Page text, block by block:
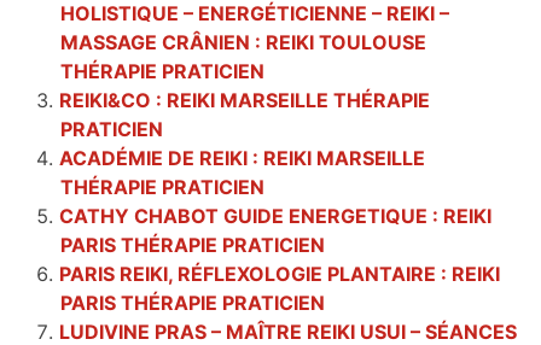
HOLISTIQUE – ENERGÉTICIENNE – REIKI –
MASSAGE CRÂNIEN : REIKI TOULOUSE
THÉRAPIE PRATICIEN
REIKI&CO : REIKI MARSEILLE THÉRAPIE
PRATICIEN
ACADÉMIE DE REIKI : REIKI MARSEILLE
THÉRAPIE PRATICIEN
CATHY CHABOT GUIDE ENERGETIQUE : REIKI
PARIS THÉRAPIE PRATICIEN
PARIS REIKI, RÉFLEXOLOGIE PLANTAIRE : REIKI
PARIS THÉRAPIE PRATICIEN
LUDIVINE PRAS – MAÎTRE REIKI USUI – SÉANCES